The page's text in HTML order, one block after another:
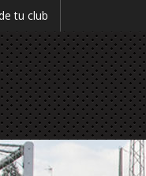
tu club